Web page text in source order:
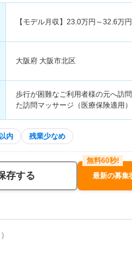
【モデル月収】 23.0万円～32.6万円
大阪府 大阪市北区
歩行が困難なご利用者様の元へ訪
た訪問マッサージ（医療保険適用
内 残業少なめ
存する 最新の募集